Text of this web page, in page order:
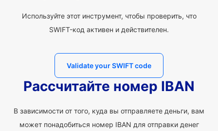
Используйте этот инструмент, чтобы проверить, что
SWIFT-код активен и действителен.
Validate your SWIFT code
Рассчитайте номер IBAN
В зависимости от того, куда вы отправляете деньги, вам
может понадобиться номер IBAN для отправки денег